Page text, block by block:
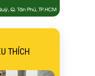
THÍCH